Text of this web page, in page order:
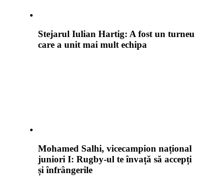
Stejarul Iulian Hartig: A fost un turneu
care a unit mai mult echipa
Mohamed Salhi, vicecampion național
juniori I: Rugby-ul te învață să accepți
și înfrângerile